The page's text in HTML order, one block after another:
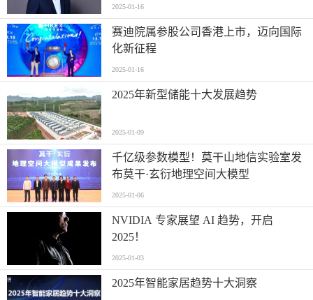
2025-01-16
赛迪院属参股公司香港上市，迈向国际
化新征程
2025-01-16
2025年新型储能十大发展趋势
2025-01-09
千亿级参数模型！莫干山地信实验室发
布莫干·玄衍地理空间大模型
2025-01-06
NVIDIA 专家展望 AI 趋势，开启
2025！
2025-01-03
2025年智能家居趋势十大洞察